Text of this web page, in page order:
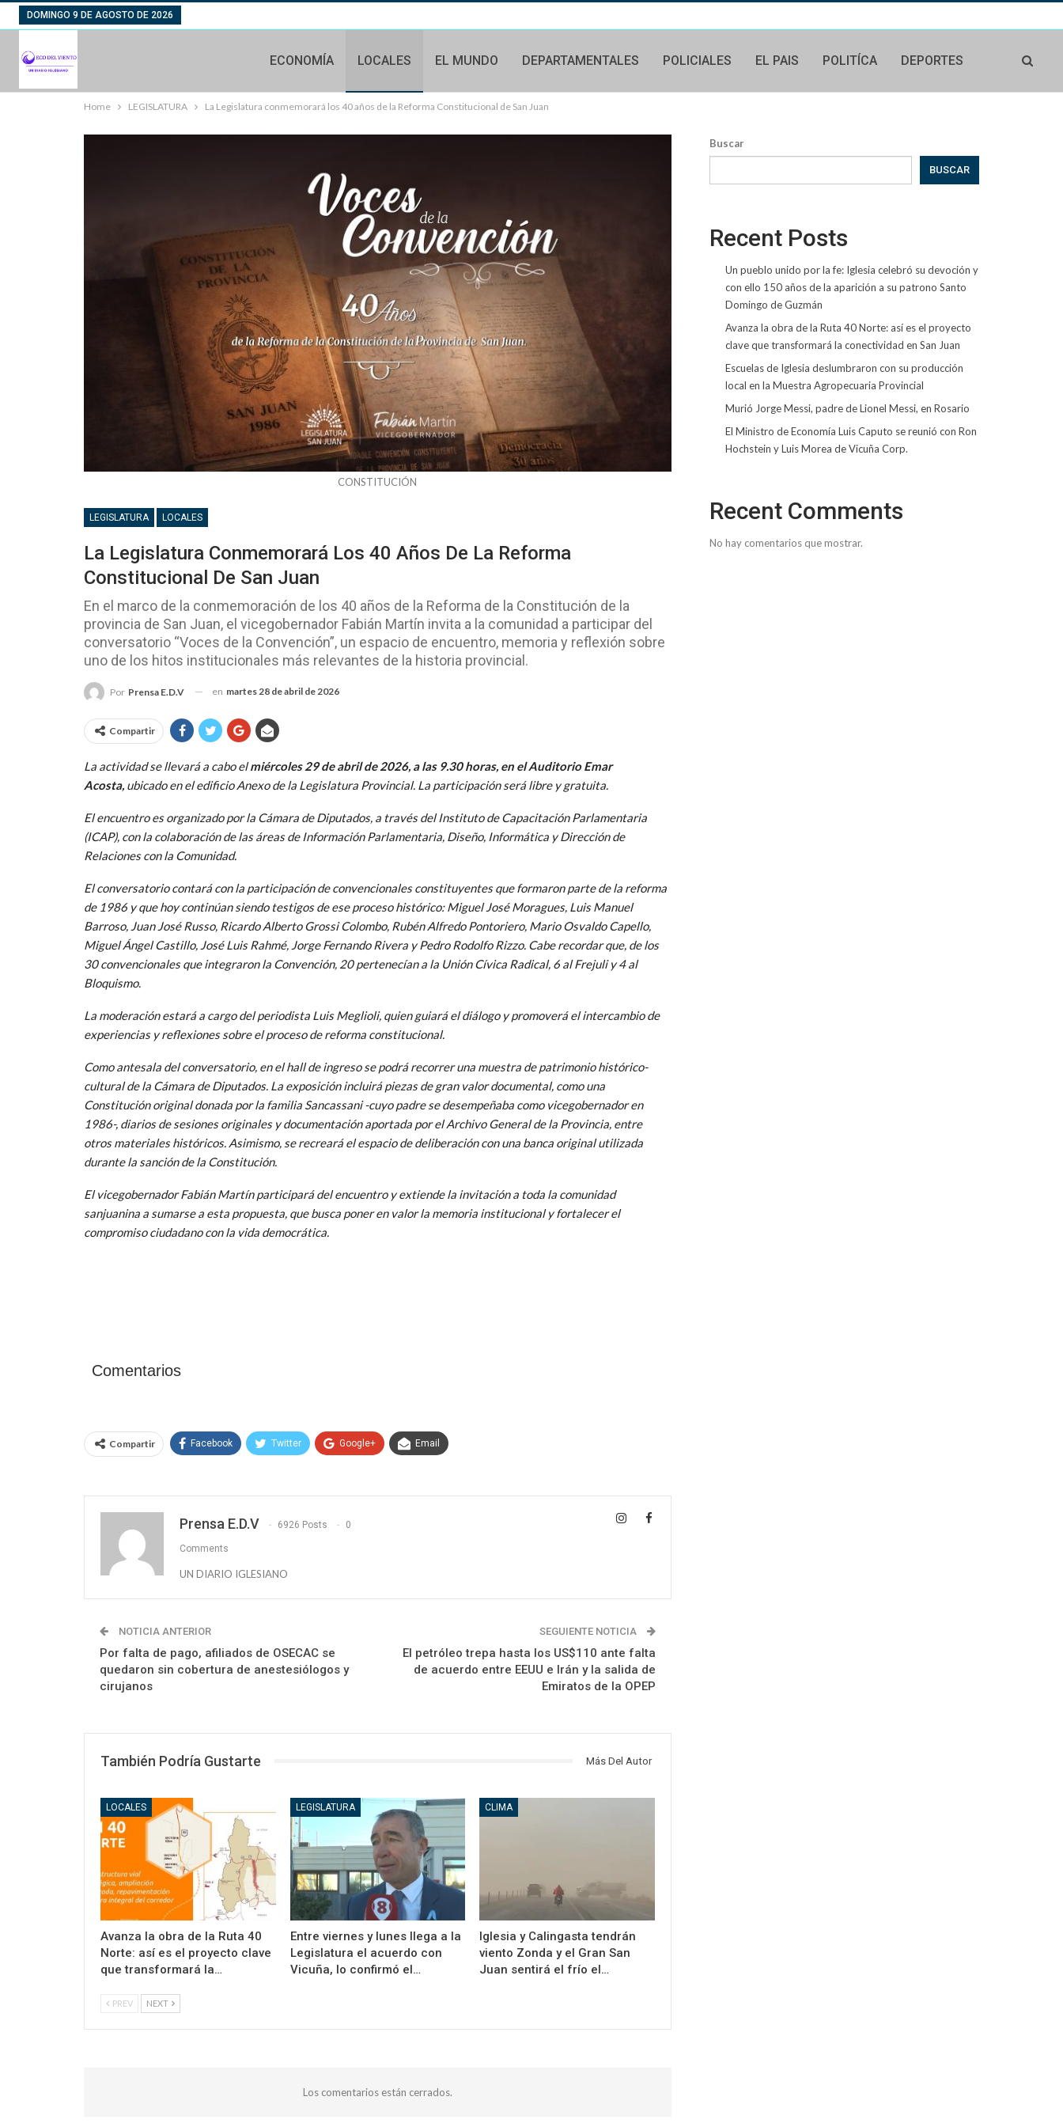
DOMINGO 9 DE AGOSTO DE 2026
ECONOMÍA LOCALES EL MUNDO DEPARTAMENTALES POLICIALES EL PAIS POLITÍCA DEPORTES
Home LEGISLATURA La Legislatura conmemorará los 40 años de la Reforma Constitucional de San Juan
CONSTITUCIÓN
LEGISLATURA LOCALES
La Legislatura Conmemorará Los 40 Años De La Reforma
Constitucional De San Juan
En el marco de la conmemoración de los 40 años de la Reforma de la Constitución de la
provincia de San Juan, el vicegobernador Fabián Martín invita a la comunidad a participar del
conversatorio “Voces de la Convención”, un espacio de encuentro, memoria y reflexión sobre
uno de los hitos institucionales más relevantes de la historia provincial.
Por Prensa E.D.V en martes 28 de abril de 2026
Compartir
La actividad se llevará a cabo elmiércoles 29 de abril de 2026, a las 9.30 horas, en el Auditorio Emar
Acosta, ubicado en el edificio Anexo de la Legislatura Provincial. La participación será libre y gratuita.
El encuentro es organizado por la Cámara de Diputados, a través del Instituto de Capacitación Parlamentaria
(ICAP), con la colaboración de las áreas de Información Parlamentaria, Diseño, Informática y Dirección de
Relaciones con la Comunidad.
El conversatorio contará con la participación de convencionales constituyentes que formaron parte de la reforma
de 1986 y que hoy continúan siendo testigos de ese proceso histórico: Miguel José Moragues, Luis Manuel
Barroso, Juan José Russo, Ricardo Alberto Grossi Colombo, Rubén Alfredo Pontoriero, Mario Osvaldo Capello,
Miguel Ángel Castillo, José Luis Rahmé, Jorge Fernando Rivera y Pedro Rodolfo Rizzo. Cabe recordar que, de los
30 convencionales que integraron la Convención, 20 pertenecían a la Unión Cívica Radical, 6 al Frejuli y 4 al
Bloquismo.
La moderación estará a cargo del periodista Luis Meglioli, quien guiará el diálogo y promoverá el intercambio de
experiencias y reflexiones sobre el proceso de reforma constitucional.
Como antesala del conversatorio, en el hall de ingreso se podrá recorrer una muestra de patrimonio histórico-
cultural de la Cámara de Diputados. La exposición incluirá piezas de gran valor documental, como una
Constitución original donada por la familia Sancassani -cuyo padre se desempeñaba como vicegobernador en
1986-, diarios de sesiones originales y documentación aportada por el Archivo General de la Provincia, entre
otros materiales históricos. Asimismo, se recreará el espacio de deliberación con una banca original utilizada
durante la sanción de la Constitución.
El vicegobernador Fabián Martín participará del encuentro y extiende la invitación a toda la comunidad
sanjuanina a sumarse a esta propuesta, que busca poner en valor la memoria institucional y fortalecer el
compromiso ciudadano con la vida democrática.
Comentarios
Compartir Facebook Twitter Google+ Email
Prensa E.D.V 6926 Posts 0
Comments
UN DIARIO IGLESIANO
NOTICIA ANTERIOR
Por falta de pago, afiliados de OSECAC se
quedaron sin cobertura de anestesiólogos y
cirujanos
SEGUIENTE NOTICIA
El petróleo trepa hasta los US$110 ante falta
de acuerdo entre EEUU e Irán y la salida de
Emiratos de la OPEP
También Podría Gustarte Más Del Autor
LOCALES
Avanza la obra de la Ruta 40
Norte: así es el proyecto clave
que transformará la…
LEGISLATURA
Entre viernes y lunes llega a la
Legislatura el acuerdo con
Vicuña, lo confirmó el…
CLIMA
Iglesia y Calingasta tendrán
viento Zonda y el Gran San
Juan sentirá el frío el…
PREV NEXT
Los comentarios están cerrados.
Buscar
BUSCAR
Recent Posts
Un pueblo unido por la fe: Iglesia celebró su devoción y
con ello 150 años de la aparición a su patrono Santo
Domingo de Guzmán
Avanza la obra de la Ruta 40 Norte: así es el proyecto
clave que transformará la conectividad en San Juan
Escuelas de Iglesia deslumbraron con su producción
local en la Muestra Agropecuaria Provincial
Murió Jorge Messi, padre de Lionel Messi, en Rosario
El Ministro de Economía Luis Caputo se reunió con Ron
Hochstein y Luis Morea de Vicuña Corp.
Recent Comments
No hay comentarios que mostrar.